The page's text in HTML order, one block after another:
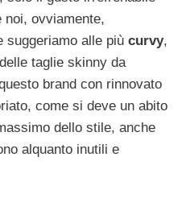
noi, ovviamente,
suggeriamo alle più curvy,
delle taglie skinny da
brand con rinnovato
come si deve un abito
dello stile, anche
alquanto inutili e